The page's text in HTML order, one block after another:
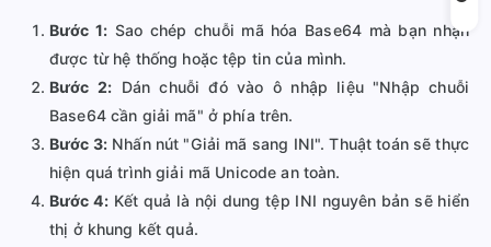
Bước 1: Sao chép chuỗi mã hóa Base64 mà bạn nhận
được từ hệ thống hoặc tệp tin của mình.
Bước 2: Dán chuỗi đó vào ô nhập liệu "Nhập chuỗi
Base64 cần giải mã" ở phía trên.
Bước 3: Nhấn nút "Giải mã sang INI". Thuật toán sẽ thực
hiện quá trình giải mã Unicode an toàn.
Bước 4: Kết quả là nội dung tệp INI nguyên bản sẽ hiển
thị ở khung kết quả.